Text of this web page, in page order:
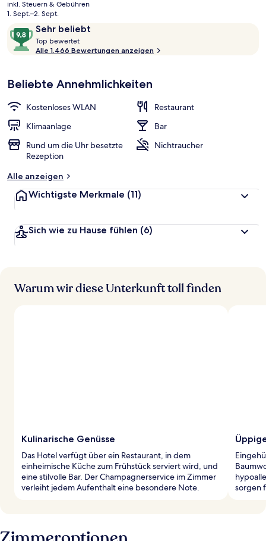
Preis
270 €.
inkl. Steuern & Gebühren
1. Sept.–2. Sept.
Bewertungen
Sehr beliebt
9,8
von
10,
beliebt
Top bewertet
o
b
w
e
Alle 1.466 Bewertungen anzeigen
Beliebte Annehmlichkeiten
Kostenloses WLAN
Restaurant
Klimaanlage
Bar
Rund um die Uhr besetzte
Rezeption
Nichtraucher
Alle anzeigen
Wichtigste Merkmale (11)
Sich wie zu Hause fühlen (6)
Warum wir diese Unterkunft toll finden
Kulinarische Genüsse
Das Hotel verfügt über ein Restaurant, in dem
einheimische Küche zum Frühstück serviert wird, und
eine stilvolle Bar. Der Champagnerservice im Zimmer
verleiht jedem Aufenthalt eine besondere Note.
sorgen